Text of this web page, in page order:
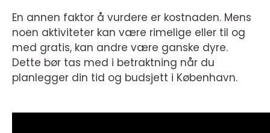
En annen faktor å vurdere er kostnaden. Mens
noen aktiviteter kan være rimelige eller til og
med gratis, kan andre være ganske dyre.
Dette bør tas med i betraktning når du
planlegger din tid og budsjett i København.